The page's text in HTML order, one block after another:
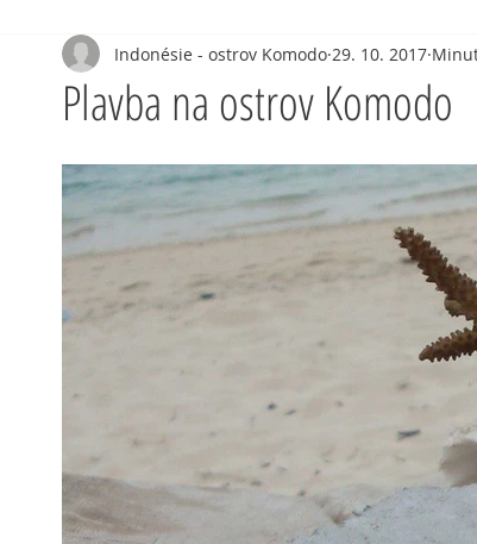
Kultury a národy
Plavba na ostrov Komodo
Indonésie - ostrov Komodo 29. 10. 2017